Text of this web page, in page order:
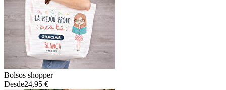
Bolsos shopper
Desde24,95 €